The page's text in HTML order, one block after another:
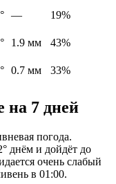
—
19%
1.9 мм
43%
0.7 мм 33%
на 7 дней
погода.
днём и дойдёт до
очень слабый
в 01:00.